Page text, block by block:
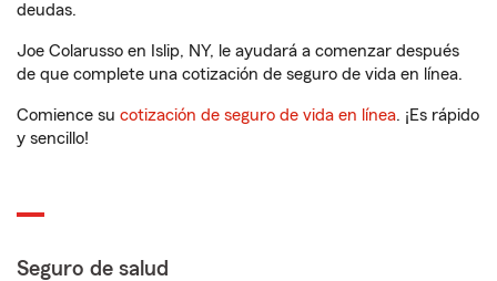
deudas.
Joe Colarusso en Islip, NY, le ayudará a comenzar después
de que complete una cotización de seguro de vida en línea.
Comience su cotización de seguro de vida en línea. ¡Es rápido
y sencillo!
Seguro de salud